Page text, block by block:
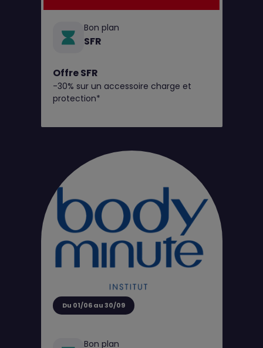
Bon plan
SFR
Offre SFR
-30% sur un accessoire charge et
protection*
Du 01/06 au 30/09
Bon plan